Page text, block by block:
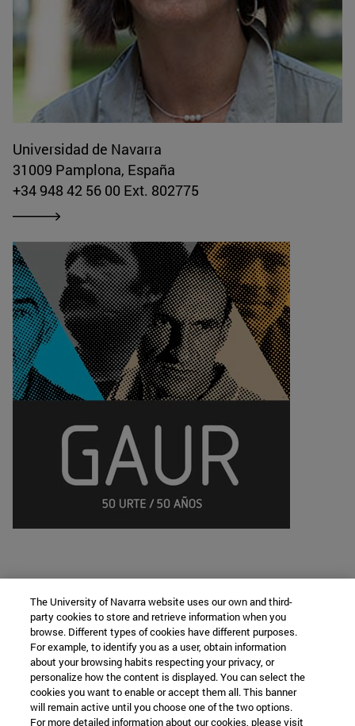
Universidad de Navarra
31009 Pamplona, España
+34 948 42 56 00 Ext. 802775
Cátedra de Lengua y Cultura Vasca
Facultad de Filosofía y Letras
The University of Navarra website uses our own and third-
party cookies to store and retrieve information when you
browse. Different types of cookies have different purposes.
For example, to identify you as a user, obtain information
about your browsing habits respecting your privacy, or
personalize how the content is displayed. You can select the
cookies you want to enable or accept them all. This banner
will remain active until you choose one of the two options.
For more detailed information about our cookies, please visit